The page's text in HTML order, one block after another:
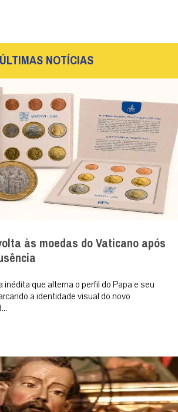
ÚLTIMAS NOTÍCIAS
às moedas do Vaticano após
que alterna o perfil do Papa e seu
a identidade visual do novo